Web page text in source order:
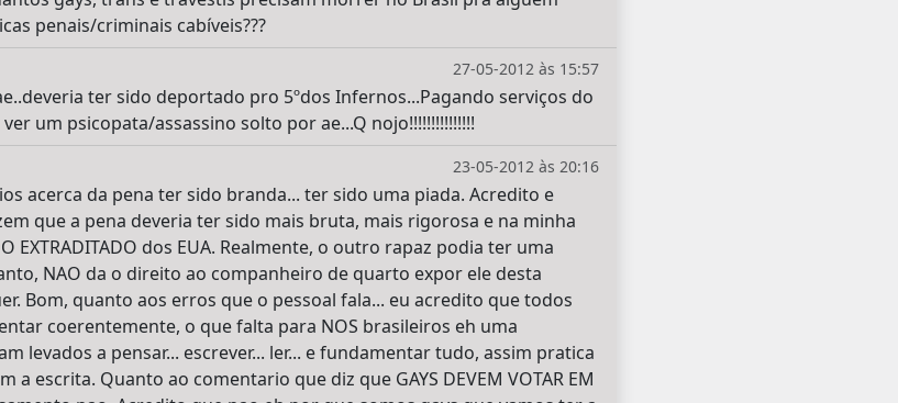
penais/criminais cabíveis???
27-05-2012 às 15:57
ter sido deportado pro 5ºdos Infernos...Pagando serviços do
um psicopata/assassino solto por ae...Q nojo!!!!!!!!!!!!!!!
23-05-2012 às 20:16
acerca da pena ter sido branda... ter sido uma piada. Acredito e
que a pena deveria ter sido mais bruta, mais rigorosa e na minha
EXTRADITADO dos EUA. Realmente, o outro rapaz podia ter uma
NAO da o direito ao companheiro de quarto expor ele desta
Bom, quanto aos erros que o pessoal fala... eu acredito que todos
coerentemente, o que falta para NOS brasileiros eh uma
levados a pensar... escrever... ler... e fundamentar tudo, assim pratica
escrita. Quanto ao comentario que diz que GAYS DEVEM VOTAR EM